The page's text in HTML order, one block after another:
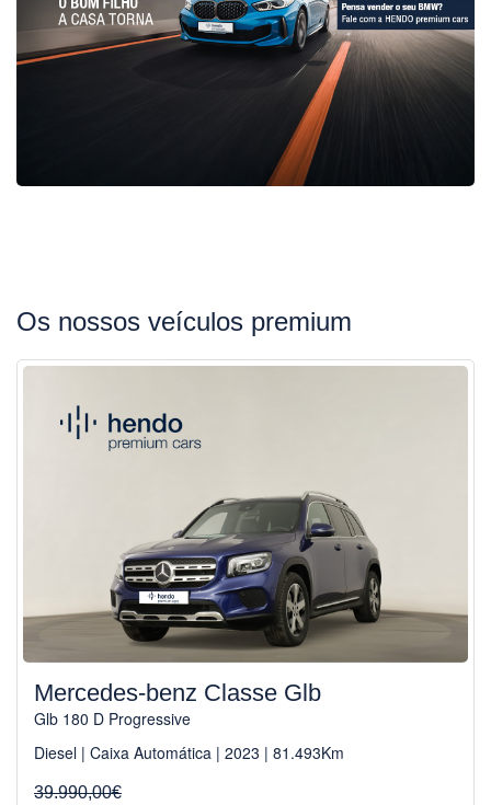
Os nossos veículos premium
Mercedes-benz Classe Glb
Glb 180 D Progressive
Diesel | Caixa Automática | 2023 | 81.493Km
39.990,00€